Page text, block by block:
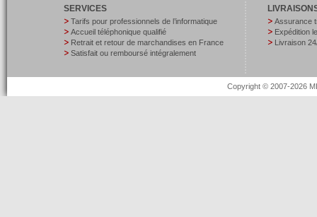
SERVICES
Tarifs pour professionnels de l’informatique
Accueil téléphonique qualifié
Retrait et retour de marchandises en France
Satisfait ou remboursé intégralement
Assurance
Expédition
Livraison
Copyright © 2007-2026